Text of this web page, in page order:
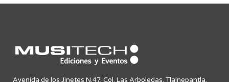
Avenida de los Jinetes N.47, Col. Las Arboledas, Tlalnepantla,